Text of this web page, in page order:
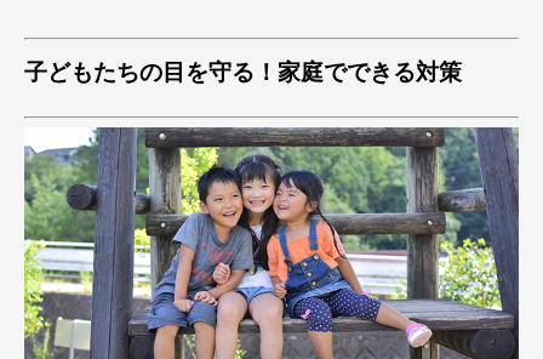
子どもたちの目を守る！家庭でできる対策